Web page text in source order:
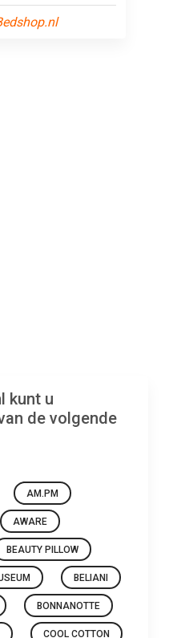
kunt u
de volgende
AM.PM
AWARE
BEAUTY PILLOW
BELIANI
BONNANOTTE
COOL COTTON